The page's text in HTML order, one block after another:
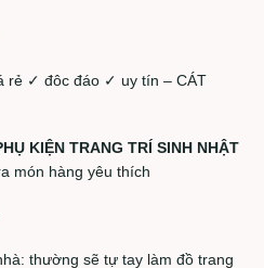
rẻ ✓ đôc đáo ✓ uy tín – CÁT
KIỆN TRANG TRÍ SINH NHẬT
món hàng yêu thích
thường sẽ tự tay làm đồ trang